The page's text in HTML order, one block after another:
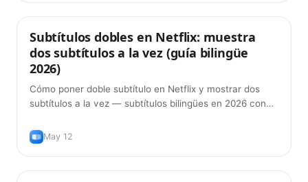
Consejos
Subtítulos dobles en Netflix: muestra
dos subtítulos a la vez (guía bilingüe
2026)
Cómo poner doble subtítulo en Netflix y mostrar dos
subtítulos a la vez — subtítulos bilingües en 2026 con
y la forma correcta de usarlos para aprender el idioma
de verdad.
May 12